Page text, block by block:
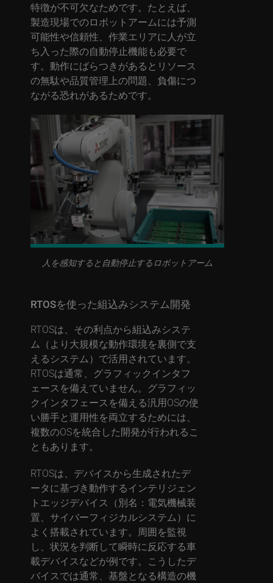
特徴が不可欠なためです。たとえば、
製造現場でのロボットアームには予測
可能性や信頼性、作業エリアに人が立
ち入った際の自動停止機能も必要で
す。動作にばらつきがあるとリソース
の無駄や品質管理上の問題、負傷につ
ながる恐れがあるためです。
人を感知すると自動停止するロボットアーム
RTOSを使った組込みシステム開発
RTOSは、その利点から組込みシステ
ム（より大規模な動作環境を裏側で支
えるシステム）で活用されています。
RTOSは通常、グラフィックインタフ
ェースを備えていません。グラフィッ
クインタフェースを備える汎用OSの使
い勝手と運用性を両立するためには、
複数のOSを統合した開発が行われるこ
ともあります。
RTOSは、デバイスから生成されたデ
ータに基づき動作するインテリジェン
トエッジデバイス（別名：電気機械装
置、サイバーフィジカルシステム）に
よく搭載されています。周囲を監視
し、状況を判断して瞬時に反応する車
載デバイスなどが例です。こうしたデ
バイスでは通常、基盤となる構造の機